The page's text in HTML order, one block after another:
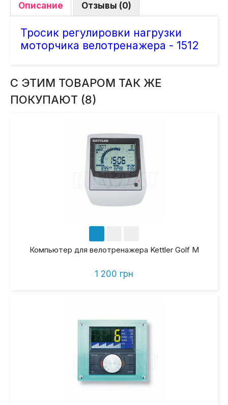
Описание Отзывы (0)
Тросик регулировки нагрузки
моторчика велотренажера - 1512
С ЭТИМ ТОВАРОМ ТАК ЖЕ
ПОКУПАЮТ (8)
Компьютер для велотренажера Kettler Golf M
1 200 грн